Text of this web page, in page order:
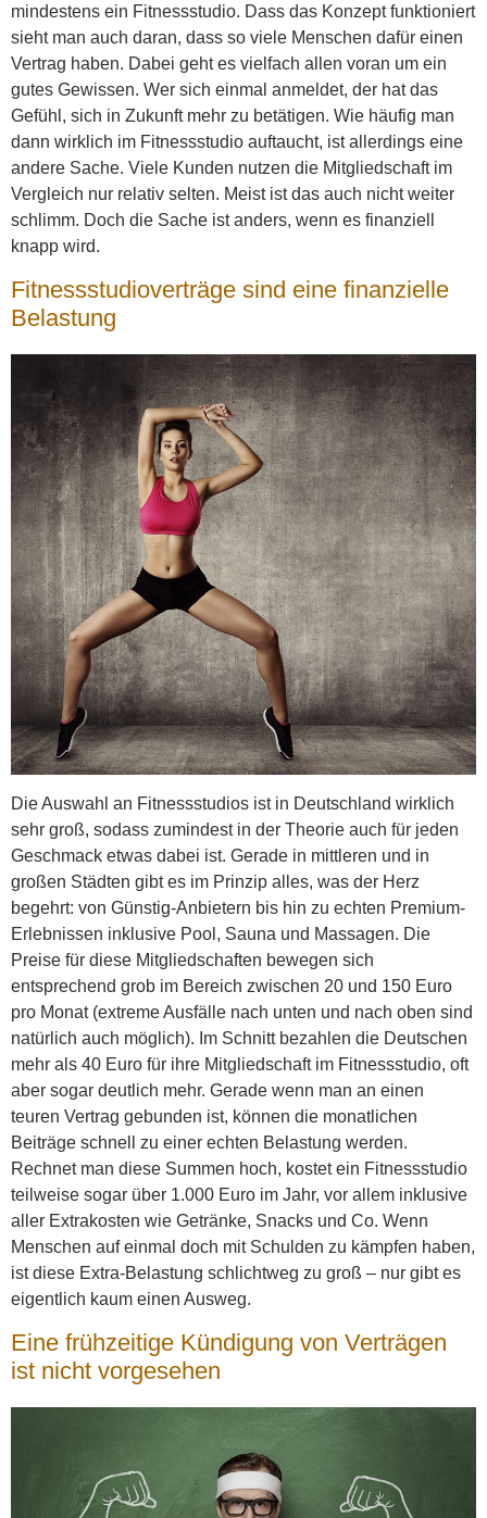
mindestens ein Fitnessstudio. Dass das Konzept funktioniert
sieht man auch daran, dass so viele Menschen dafür einen
Vertrag haben. Dabei geht es vielfach allen voran um ein
gutes Gewissen. Wer sich einmal anmeldet, der hat das
Gefühl, sich in Zukunft mehr zu betätigen. Wie häufig man
dann wirklich im Fitnessstudio auftaucht, ist allerdings eine
andere Sache. Viele Kunden nutzen die Mitgliedschaft im
Vergleich nur relativ selten. Meist ist das auch nicht weiter
schlimm. Doch die Sache ist anders, wenn es finanziell
knapp wird.
Fitnessstudioverträge sind eine finanzielle
Belastung
Die Auswahl an Fitnessstudios ist in Deutschland wirklich
sehr groß, sodass zumindest in der Theorie auch für jeden
Geschmack etwas dabei ist. Gerade in mittleren und in
großen Städten gibt es im Prinzip alles, was der Herz
begehrt: von Günstig-Anbietern bis hin zu echten Premium-
Erlebnissen inklusive Pool, Sauna und Massagen. Die
Preise für diese Mitgliedschaften bewegen sich
entsprechend grob im Bereich zwischen 20 und 150 Euro
pro Monat (extreme Ausfälle nach unten und nach oben sind
natürlich auch möglich). Im Schnitt bezahlen die Deutschen
mehr als 40 Euro für ihre Mitgliedschaft im Fitnessstudio, oft
aber sogar deutlich mehr. Gerade wenn man an einen
teuren Vertrag gebunden ist, können die monatlichen
Beiträge schnell zu einer echten Belastung werden.
Rechnet man diese Summen hoch, kostet ein Fitnessstudio
teilweise sogar über 1.000 Euro im Jahr, vor allem inklusive
aller Extrakosten wie Getränke, Snacks und Co. Wenn
Menschen auf einmal doch mit Schulden zu kämpfen haben,
ist diese Extra-Belastung schlichtweg zu groß – nur gibt es
eigentlich kaum einen Ausweg.
Eine frühzeitige Kündigung von Verträgen
ist nicht vorgesehen